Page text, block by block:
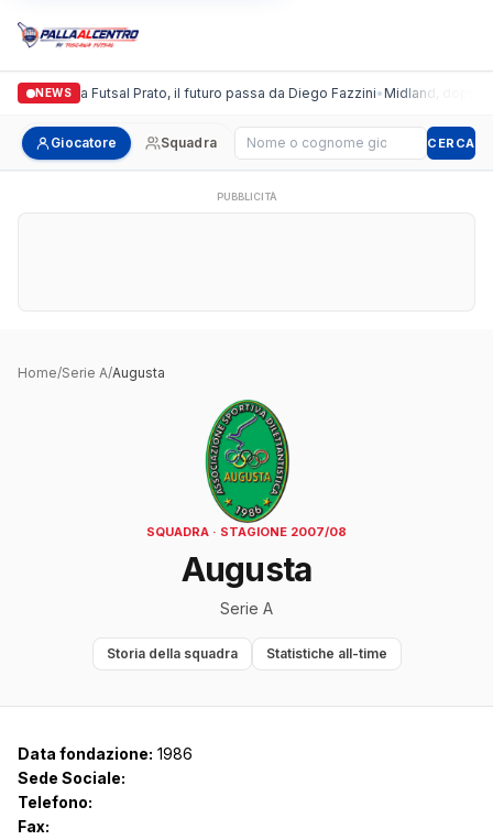
NEWS
Italgronda Futsal Prato, il futuro passa da Diego Fazzini•Midland, doppio
Giocatore Squadra Cerca giocatore CERCA
PUBBLICITÀ
Home/Serie A/Augusta
SQUADRA · STAGIONE 2007/08
Augusta
Serie A
Storia della squadra Statistiche all-time
Data fondazione: 1986
Sede Sociale:
Telefono:
Fax: